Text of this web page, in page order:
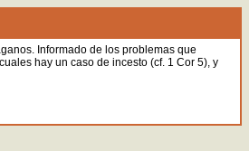
Informado de los problemas que
hay un caso de incesto (cf. 1 Cor 5), y